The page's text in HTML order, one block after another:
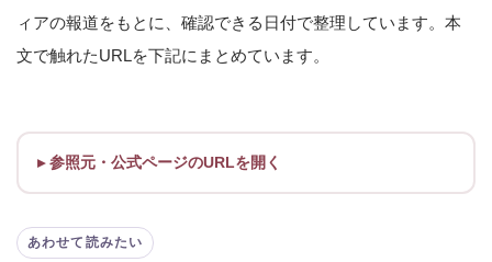
ィアの報道をもとに、確認できる日付で整理しています。本
文で触れたURLを下記にまとめています。
参照元・公式ページのURLを開く
あわせて読みたい